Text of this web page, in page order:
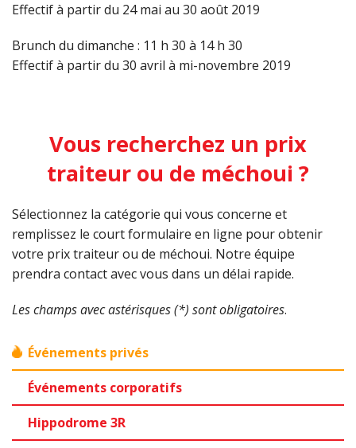
Effectif à partir du 24 mai au 30 août 2019
Brunch du dimanche : 11 h 30 à 14 h 30
Effectif à partir du 30 avril à mi-novembre 2019
Vous recherchez un prix
traiteur ou de méchoui ?
Sélectionnez la catégorie qui vous concerne et
remplissez le court formulaire en ligne pour obtenir
votre prix traiteur ou de méchoui. Notre équipe
prendra contact avec vous dans un délai rapide.
Les champs avec astérisques (*) sont obligatoires.
Événements privés
Événements corporatifs
Hippodrome 3R